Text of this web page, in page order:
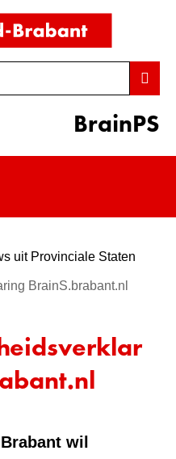
Ga
de
inhoud
BrainPS
uit Provinciale Staten
BrainS.brabant.nl
wil